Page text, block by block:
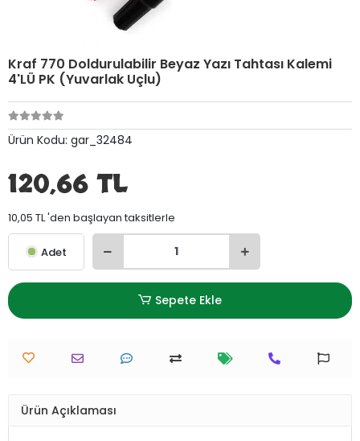
Kraf 770 Doldurulabilir Beyaz Yazı Tahtası Kalemi
4'LÜ PK (Yuvarlak Uçlu)
Ürün Kodu: gar_32484
120,66 TL
10,05 TL 'den başlayan taksitlerle
Adet
Sepete Ekle
Ürün Açıklaması